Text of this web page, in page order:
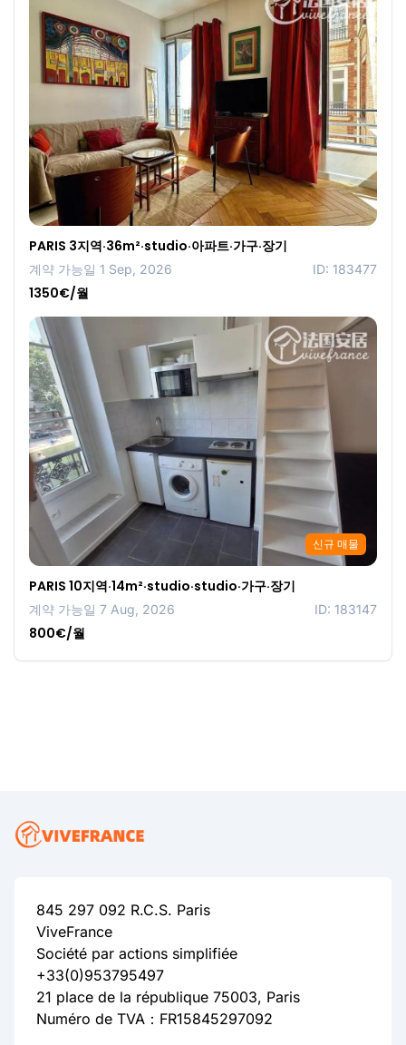
PARIS 3지역·36m²·studio·아파트·가구·장기
계약 가능일 1 Sep, 2026 ID: 183477
1350€/월
신규 매물
PARIS 10지역·14m²·studio·studio·가구·장기
계약 가능일 7 Aug, 2026 ID: 183147
800€/월
845 297 092 R.C.S. Paris
ViveFrance
Société par actions simplifiée
+33(0)953795497
21 place de la république 75003, Paris
Numéro de TVA：FR15845297092